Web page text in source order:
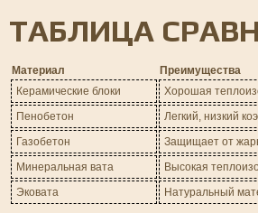
ТАБЛИЦА
Материал
Преимущества
Керамические блоки
Хорошая
Пенобетон
Легкий, низкий
Газобетон
Защищает от
Минеральная вата
Высокая
Эковата
Натуральный